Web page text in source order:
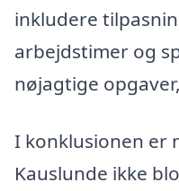
inkludere
arbejdstimer og
nøjagtige
I konklusionen er
Kauslunde ikke